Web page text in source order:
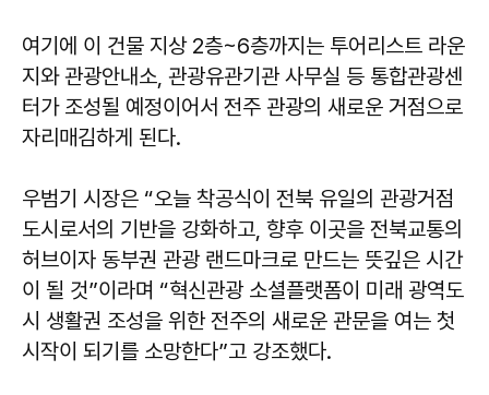
여기에 이 건물 지상 2층~6층까지는 투어리스트 라운
지와 관광안내소, 관광유관기관 사무실 등 통합관광센
터가 조성될 예정이어서 전주 관광의 새로운 거점으로
자리매김하게 된다.
우범기 시장은 “오늘 착공식이 전북 유일의 관광거점
도시로서의 기반을 강화하고, 향후 이곳을 전북교통의
허브이자 동부권 관광 랜드마크로 만드는 뜻깊은 시간
이 될 것”이라며 “혁신관광 소셜플랫폼이 미래 광역도
시 생활권 조성을 위한 전주의 새로운 관문을 여는 첫
시작이 되기를 소망한다”고 강조했다.